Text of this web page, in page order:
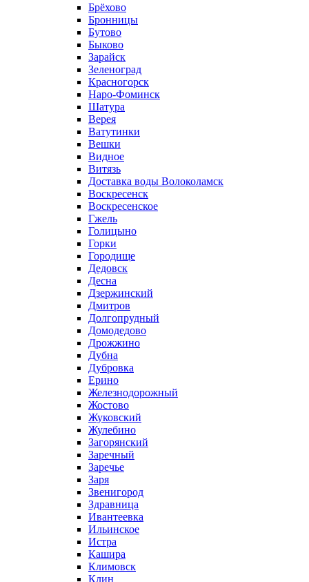
Брёхово
Бронницы
Бутово
Быково
Зарайск
Зеленоград
Красногорск
Наро-Фоминск
Шатура
Верея
Ватутинки
Вешки
Видное
Витязь
Доставка воды Волоколамск
Воскресенск
Воскресенское
Гжель
Голицыно
Горки
Городище
Дедовск
Десна
Дзержинский
Дмитров
Долгопрудный
Домодедово
Дрожжино
Дубна
Дубровка
Ерино
Железнодорожный
Жостово
Жуковский
Жулебино
Загорянский
Заречный
Заречье
Заря
Звенигород
Здравница
Ивантеевка
Ильинское
Истра
Кашира
Климовск
Клин